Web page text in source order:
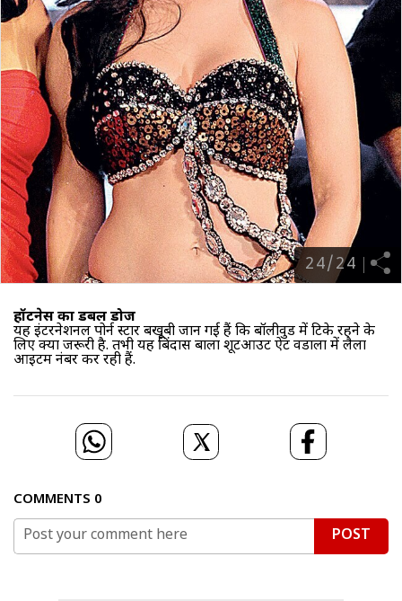
24/24
हॉटनेस का डबल डोज
यह इंटरनेशनल पोर्न स्टार बखूबी जान गई हैं कि बॉलीवुड में टिके रहने के
लिए क्या जरूरी है. तभी यह बिंदास बाला शूटआउट ऐट वडाला में लैला
आइटम नंबर कर रही हैं.
COMMENTS 0
POST